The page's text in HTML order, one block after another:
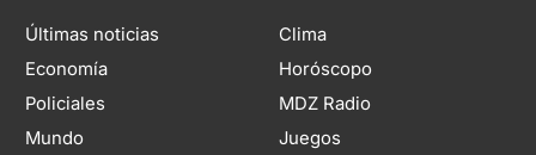
Últimas noticias
Economía
Policiales
Mundo
Clima
Horóscopo
MDZ Radio
Juegos